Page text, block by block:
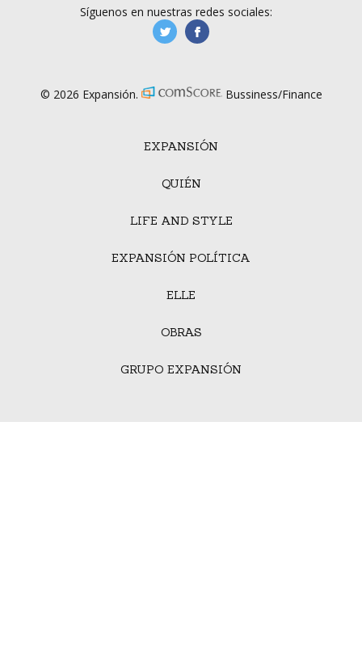
EXPANSIÓN
QUIÉN
LIFE AND STYLE
EXPANSIÓN POLÍTICA
ELLE
OBRAS
GRUPO EXPANSIÓN
Síguenos en nuestras redes sociales:
manufacturaGE
© 2026 Expansión. Bussiness/Finance